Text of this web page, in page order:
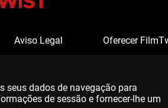
Aviso Legal Oferecer
seus dados de navegação para
de sessão e fornecer-lhe um